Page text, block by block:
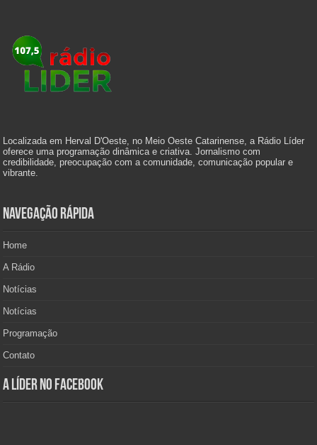
Localizada em Herval D'Oeste, no Meio Oeste Catarinense, a Rádio Líder
oferece uma programação dinâmica e criativa. Jornalismo com
credibilidade, preocupação com a comunidade, comunicação popular e
vibrante.
Navegação Rápida
Home
A Rádio
Notícias
Notícias
Programação
Contato
A Líder no Facebook